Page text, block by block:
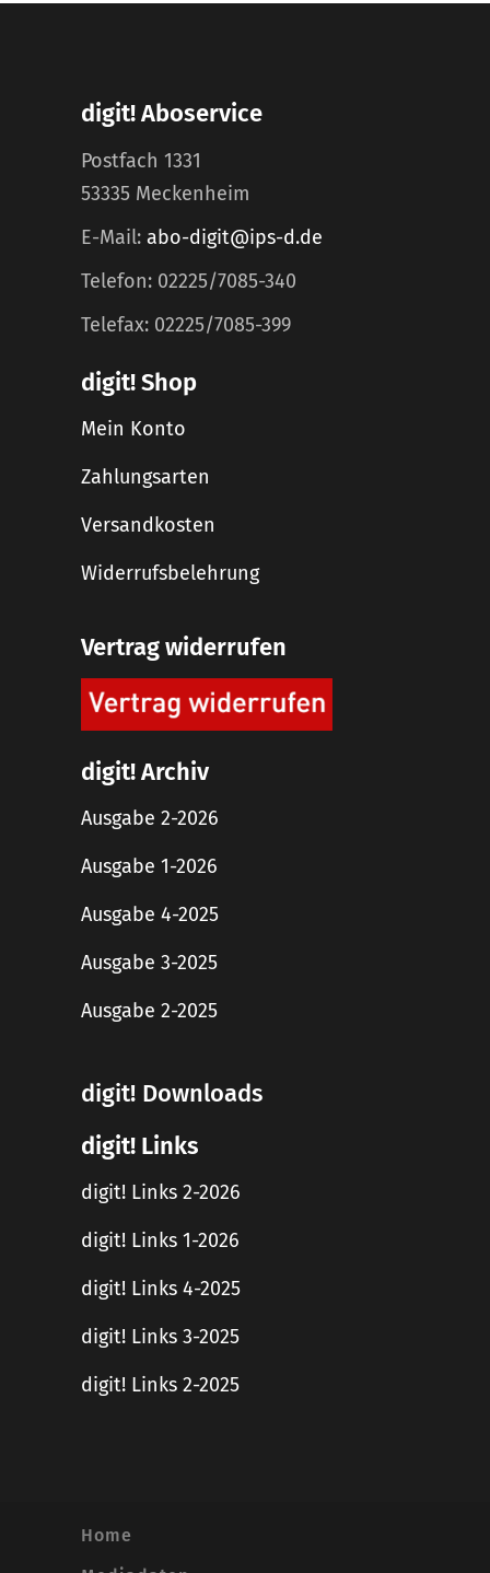
digit! Aboservice
Postfach 1331
53335 Meckenheim
E-Mail: abo-digit@ips-d.de
Telefon: 02225/7085-340
Telefax: 02225/7085-399
digit! Shop
Mein Konto
Zahlungsarten
Versandkosten
Widerrufsbelehrung
Vertrag widerrufen
digit! Archiv
Ausgabe 2-2026
Ausgabe 1-2026
Ausgabe 4-2025
Ausgabe 3-2025
Ausgabe 2-2025
digit! Downloads
digit! Links
digit! Links 2-2026
digit! Links 1-2026
digit! Links 4-2025
digit! Links 3-2025
digit! Links 2-2025
Home